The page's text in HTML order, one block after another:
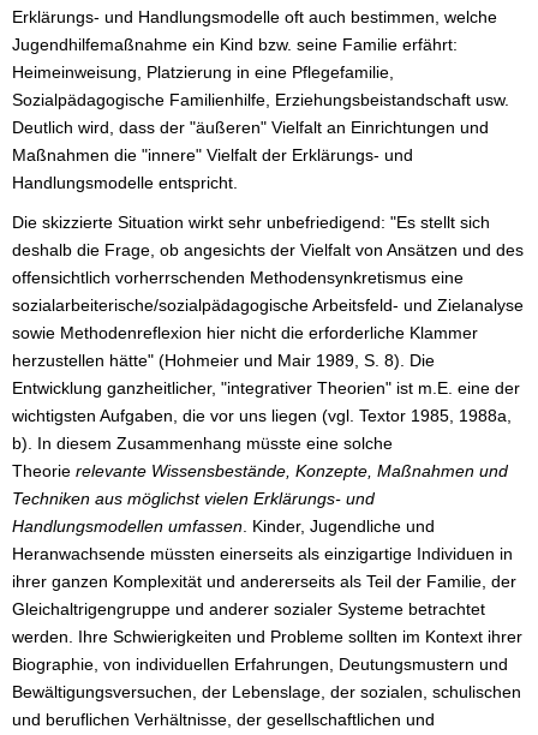
Erklärungs- und Handlungsmodelle oft auch bestimmen, welche
Jugendhilfemaßnahme ein Kind bzw. seine Familie erfährt:
Heimeinweisung, Platzierung in eine Pflegefamilie,
Sozialpädagogische Familienhilfe, Erziehungsbeistandschaft usw.
Deutlich wird, dass der "äußeren" Vielfalt an Einrichtungen und
Maßnahmen die "innere" Vielfalt der Erklärungs- und
Handlungsmodelle entspricht.
Die skizzierte Situation wirkt sehr unbefriedigend: "Es stellt sich
deshalb die Frage, ob angesichts der Vielfalt von Ansätzen und des
offensichtlich vorherrschenden Methodensynkretismus eine
sozialarbeiterische/sozialpädagogische Arbeitsfeld- und Zielanalyse
sowie Methodenreflexion hier nicht die erforderliche Klammer
herzustellen hätte" (Hohmeier und Mair 1989, S. 8). Die
Entwicklung ganzheitlicher, "integrativer Theorien" ist m.E. eine der
wichtigsten Aufgaben, die vor uns liegen (vgl. Textor 1985, 1988a,
b). In diesem Zusammenhang müsste eine solche
Theorie relevante Wissensbestände, Konzepte, Maßnahmen und
Techniken aus möglichst vielen Erklärungs- und
Handlungsmodellen umfassen . Kinder, Jugendliche und
Heranwachsende müssten einerseits als einzigartige Individuen in
ihrer ganzen Komplexität und andererseits als Teil der Familie, der
Gleichaltrigengruppe und anderer sozialer Systeme betrachtet
werden. Ihre Schwierigkeiten und Probleme sollten im Kontext ihrer
Biographie, von individuellen Erfahrungen, Deutungsmustern und
Bewältigungsversuchen, der Lebenslage, der sozialen, schulischen
und beruflichen Verhältnisse, der gesellschaftlichen und